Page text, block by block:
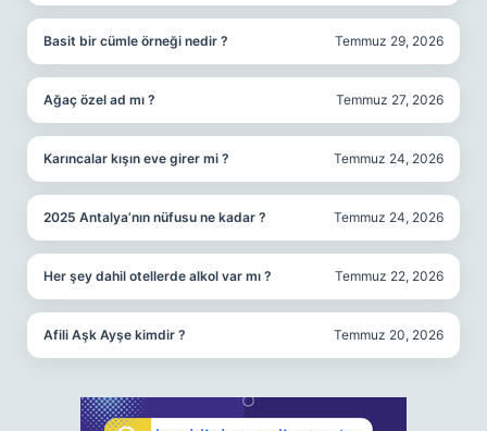
Basit bir cümle örneği nedir ? Temmuz 29, 2026
Ağaç özel ad mı ? Temmuz 27, 2026
Karıncalar kışın eve girer mi ? Temmuz 24, 2026
2025 Antalya’nın nüfusu ne kadar ? Temmuz 24, 2026
Her şey dahil otellerde alkol var mı ? Temmuz 22, 2026
Afili Aşk Ayşe kimdir ? Temmuz 20, 2026